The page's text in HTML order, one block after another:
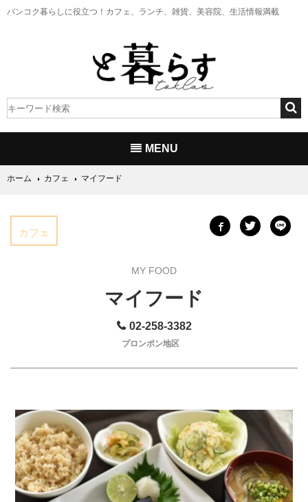
バンコク暮らしに役立つ！ カフェ、ランチ、雑貨、美容院、生活情報満載
MENU
ホーム カフェ マイフード
カフェ
MY FOOD
マイフード
02-258-3382
プロンポン地区